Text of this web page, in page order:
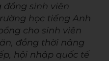
đồng sinh viên
học tiếng Anh
cho sinh viên
đồng thời nâng
hội nhập quốc tế